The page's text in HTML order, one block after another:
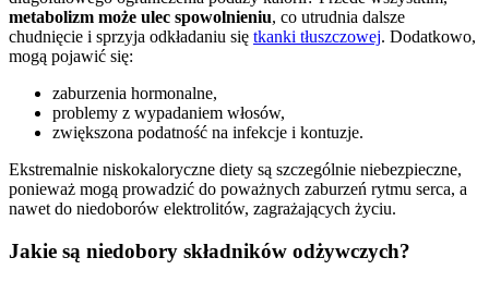
metabolizm może ulec spowolnieniu, co utrudnia dalsze
chudnięcie i sprzyja odkładaniu się tkanki tłuszczowej. Dodatkowo,
mogą pojawić się:
zaburzenia hormonalne,
problemy z wypadaniem włosów,
zwiększona podatność na infekcje i kontuzje.
Ekstremalnie niskokaloryczne diety są szczególnie niebezpieczne,
ponieważ mogą prowadzić do poważnych zaburzeń rytmu serca, a
nawet do niedoborów elektrolitów, zagrażających życiu.
Jakie są niedobory składników odżywczych?